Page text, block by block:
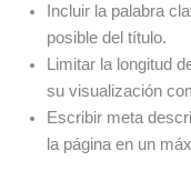
Incluir la palabra
posible del título.
Limitar la longitud
su visualización
Escribir meta
la página en un